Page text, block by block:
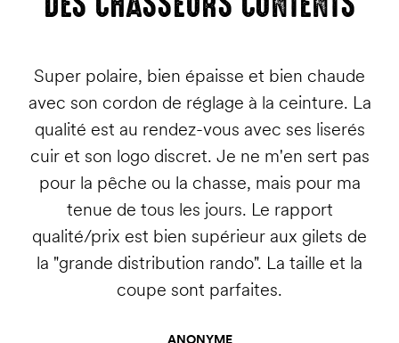
Super polaire, bien épaisse et bien chaude
avec son cordon de réglage à la ceinture. La
qualité est au rendez-vous avec ses liserés
cuir et son logo discret. Je ne m'en sert pas
pour la pêche ou la chasse, mais pour ma
tenue de tous les jours. Le rapport
qualité/prix est bien supérieur aux gilets de
la "grande distribution rando". La taille et la
coupe sont parfaites.
ANONYME